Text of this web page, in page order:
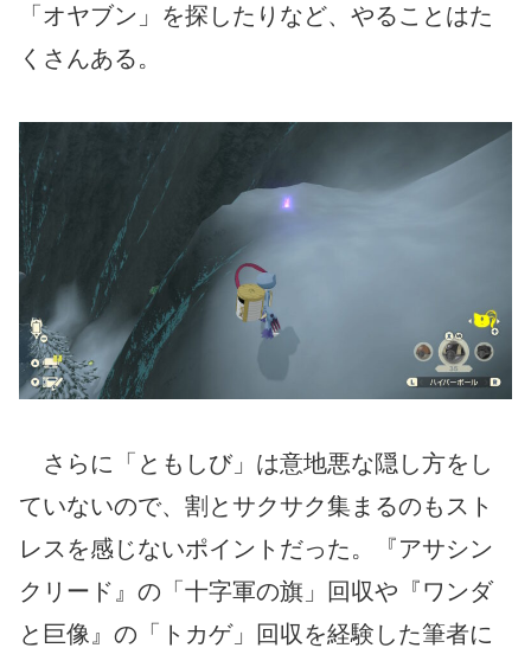
「オヤブン」を探したりなど、やることはた
くさんある。
さらに「ともしび」は意地悪な隠し方をし
ていないので、割とサクサク集まるのもスト
レスを感じないポイントだった。『アサシン
クリード』の「十字軍の旗」回収や『ワンダ
と巨像』の「トカゲ」回収を経験した筆者に